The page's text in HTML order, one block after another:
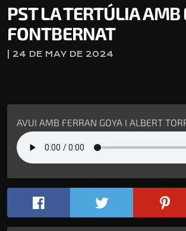
PST LA TERTÚLIA AMB
FONTBERNAT
| 24 DE MAY DE 2024
AVUI AMB FERRAN GOYA I ALBERT